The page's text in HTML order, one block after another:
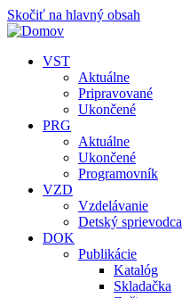
Skočiť na hlavný obsah
VST
Aktuálne
Pripravované
Ukončené
PRG
Aktuálne
Ukončené
Programovník
VZD
Vzdelávanie
Detský sprievodca
DOK
Publikácie
Katalóg
Skladačka